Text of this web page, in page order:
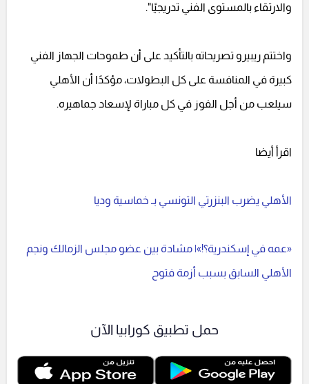
والارتقاء بالمستوى الفني تدريجيًا".
واختتم ريبيرو تصريحاته بالتأكيد على أن طموحات الجهاز الفني
كبيرة في المنافسة على كل البطولات، مؤكدًا أن الأهلي
سيلعب من أجل الفوز في كل مباراة لإسعاد جماهيره.
اقرأ أيضا
الأهلي يضرب البنزرتي التونسي بـ خماسية وديا
«عمه في إسكندرية؟!»| مشادة بين عضو مجلس الزمالك ونجم
الأهلي السابق بسبب أزمة فتوح
حمل تطبيق كورابيا الآن